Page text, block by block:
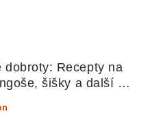
dobroty: Recepty na
šišky a další